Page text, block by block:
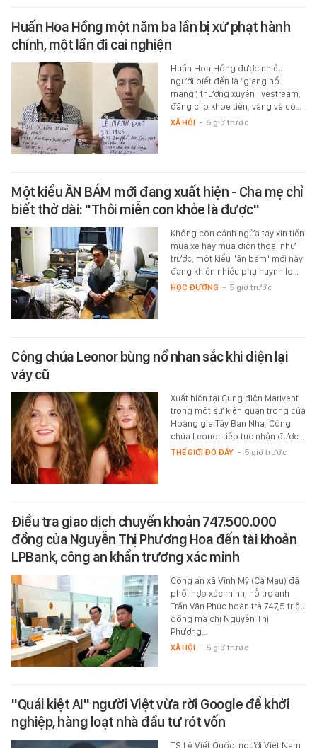
Huấn Hoa Hồng một năm ba lần bị xử phạt hành
chính, một lần đi cai nghiện
Huấn Hoa Hồng được nhiều
người biết đến là “giang hồ
mạng”, thường xuyên livestream,
đăng clip khoe tiền, vàng và có…
XÃ HỘI - 5 giờ trước
Một kiểu ĂN BÁM mới đang xuất hiện - Cha mẹ chỉ
biết thở dài: "Thôi miễn con khỏe là được"
Không còn cảnh ngửa tay xin tiền
mua xe hay mua điện thoại như
trước, một kiểu "ăn bám" mới này
đang khiến nhiều phụ huynh lo…
HỌC ĐƯỜNG - 5 giờ trước
Công chúa Leonor bùng nổ nhan sắc khi diện lại
váy cũ
Xuất hiện tại Cung điện Marivent
trong một sự kiện quan trọng của
Hoàng gia Tây Ban Nha, Công
chúa Leonor tiếp tục nhận được…
THẾ GIỚI ĐÓ ĐÂY - 5 giờ trước
Điều tra giao dịch chuyển khoản 747.500.000
đồng của Nguyễn Thị Phương Hoa đến tài khoản
LPBank, công an khẩn trương xác minh
Công an xã Vĩnh Mỹ (Cà Mau) đã
phối hợp xác minh, hỗ trợ anh
Trần Văn Phúc hoàn trả 747,5 triệu
đồng mà chị Nguyễn Thị
Phương…
XÃ HỘI - 5 giờ trước
"Quái kiệt AI" người Việt vừa rời Google để khởi
nghiệp, hàng loạt nhà đầu tư rót vốn
TS Lê Viết Quốc, người Việt Nam